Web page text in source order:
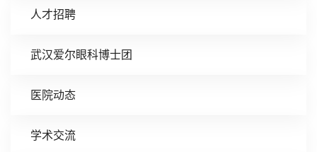
人才招聘
武汉爱尔眼科博士团
医院动态
学术交流